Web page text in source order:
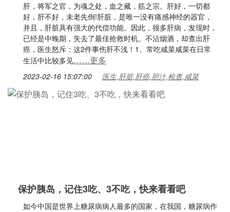
肝，将军之官，为魂之处，血之藏，筋之宗。肝好，一切都
好，肝不好，未老先倒!肝脏，是唯一没有痛感神经的器官，
并且，肝脏具有强大的代偿功能。因此，很多肝病，发现时，
已经是中晚期，失去了最佳抢救时机。不沾烟酒，却查出肝
癌，医生怒斥：这2件事伤肝不浅！1、常吃咸菜咸菜在日常
生活中比较多见……更多
2023-02-16 15:07:00 医生,肝脏,肝癌,胆汁,检查,咸菜
保护胰岛，记住3吃、3不吃，快来看看吧
如今中国是世界上糖尿病病人最多的国家，在我国，糖尿病作